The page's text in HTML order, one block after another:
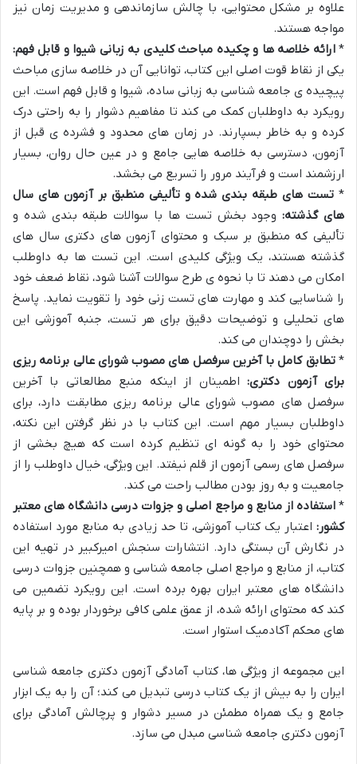
علاوه بر مشکل محتوایی، با چالش سازماندهی و مدیریت زمان نیز
مواجه هستند.
*ارائه خلاصه ها و چکیده مباحث کلیدی به زبانی شیوا و قابل فهم:
یکی از نقاط قوت اصلی این کتاب، توانایی آن در خلاصه سازی مباحث
پیچیده ی جامعه شناسی به زبانی ساده، شیوا و قابل فهم است. این
رویکرد به داوطلبان کمک می کند تا مفاهیم دشوار را به راحتی درک
کرده و به خاطر بسپارند. در زمان های محدود و فشرده ی قبل از
آزمون، دسترسی به خلاصه هایی جامع و در عین حال روان، بسیار
ارزشمند است و فرآیند مرور را تسریع می بخشد.
* تست های طبقه بندی شده و تألیفی منطبق بر آزمون های سال
های گذشته:وجود بخش تست ها با سوالات طبقه بندی شده و
تألیفی که منطبق بر سبک و محتوای آزمون های دکتری سال های
گذشته هستند، یک ویژگی کلیدی است. این تست ها به داوطلب
امکان می دهند تا با نحوه ی طرح سوالات آشنا شود، نقاط ضعف خود
را شناسایی کند و مهارت های تست زنی خود را تقویت نماید. پاسخ
های تحلیلی و توضیحات دقیق برای هر تست، جنبه آموزشی این
بخش را دوچندان می کند.
*تطابق کامل با آخرین سرفصل های مصوب شورای عالی برنامه ریزی
برای آزمون دکتری:اطمینان از اینکه منبع مطالعاتی با آخرین
سرفصل های مصوب شورای عالی برنامه ریزی مطابقت دارد، برای
داوطلبان بسیار مهم است. این کتاب با در نظر گرفتن این نکته،
محتوای خود را به گونه ای تنظیم کرده است که هیچ بخشی از
سرفصل های رسمی آزمون از قلم نیفتد. این ویژگی، خیال داوطلب را از
جامعیت و به روز بودن مطالب راحت می کند.
*استفاده از منابع و مراجع اصلی و جزوات درسی دانشگاه های معتبر
کشور: اعتبار یک کتاب آموزشی، تا حد زیادی به منابع مورد استفاده
در نگارش آن بستگی دارد. انتشارات سنجش امیرکبیر در تهیه این
کتاب، از منابع و مراجع اصلی جامعه شناسی و همچنین جزوات درسی
دانشگاه های معتبر ایران بهره برده است. این رویکرد تضمین می
کند که محتوای ارائه شده، از عمق علمی کافی برخوردار بوده و بر پایه
های محکم آکادمیک استوار است.
این مجموعه از ویژگی ها، کتاب آمادگی آزمون دکتری جامعه شناسی
ایران را به بیش از یک کتاب درسی تبدیل می کند؛ آن را به یک ابزار
جامع و یک همراه مطمئن در مسیر دشوار و پرچالش آمادگی برای
آزمون دکتری جامعه شناسی مبدل می سازد.